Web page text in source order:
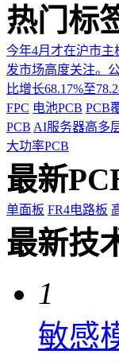
热门标
今年4月才在沪市
发市场高度关注。
比增长68.17%至
FPC 电池PCB PCB
PCB AI服务器高多
大功率PCB
最新
单面板 FR4电路板
最新技
1
敏感